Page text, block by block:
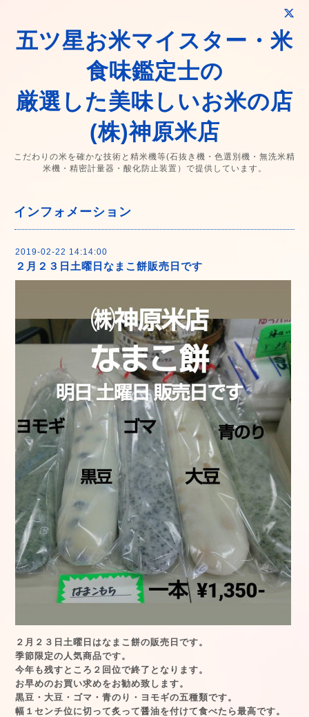
五ツ星お米マイスター・米
食味鑑定士の
厳選した美味しいお米の店
(株)神原米店
こだわりの米を確かな技術と精米機等(石抜き機・色選別機・無洗米精
米機・精密計量器・酸化防止装置）で提供しています。
インフォメーション
2019-02-22 14:14:00
２月２３日土曜日なまこ餅販売日です
２月２３日土曜日はなまこ餅の販売日です。
季節限定の人気商品です。
今年も残すところ２回位で終了となります。
お早めのお買い求めをお勧め致します。
黒豆・大豆・ゴマ・青のり・ヨモギの五種類です。
幅１センチ位に切って炙って醤油を付けて食べたら最高です。